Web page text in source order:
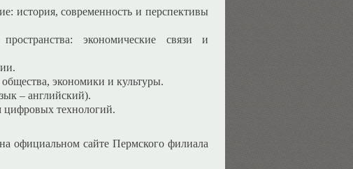
история, современность и перспективы
экономические связи и
экономики и культуры.
– английский).
цифровых технологий.
официальном сайте Пермского филиала